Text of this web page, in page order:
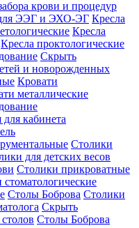
крови и процедур
ЭЭГ и ЭХО-ЭГ Кресла
Кресла
Кресла проктологические
Скрыть
и новорожденных
Кровати
металлические
кабинета
Столики
для детских весов
Столики прикроватные
Столы Боброва Столики
Скрыть
Столы Боброва